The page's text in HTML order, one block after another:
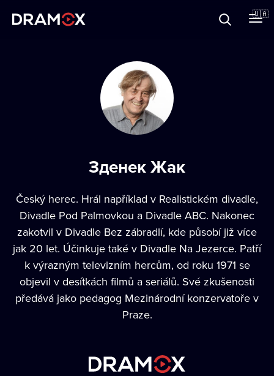
🇺🇦
Зареєструватися
Зденек Жак
Český herec. Hrál například v Realistickém divadle,
Divadle Pod Palmovkou a Divadle ABC. Nakonec
zakotvil v Divadle Bez zábradlí, kde působí již více
jak 20 let. Účinkuje také v Divadle Na Jezerce. Patří
k výrazným televizním hercům, od roku 1971 se
objevil v desítkách filmů a seriálů. Své zkušenosti
předává jako pedagog Mezinárodní konzervatoře v
Praze.